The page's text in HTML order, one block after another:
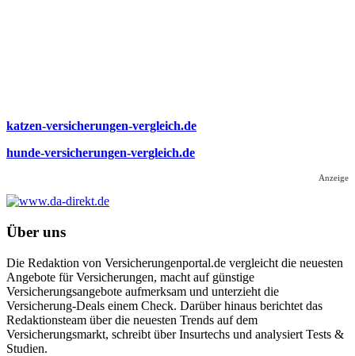
katzen-versicherungen-vergleich.de
hunde-versicherungen-vergleich.de
Anzeige
Über uns
Die Redaktion von Versicherungenportal.de vergleicht die neuesten
Angebote für Versicherungen, macht auf günstige
Versicherungsangebote aufmerksam und unterzieht die
Versicherung-Deals einem Check. Darüber hinaus berichtet das
Redaktionsteam über die neuesten Trends auf dem
Versicherungsmarkt, schreibt über Insurtechs und analysiert Tests &
Studien.